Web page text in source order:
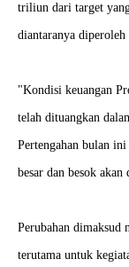
triliun dari target
diantaranya
"Kondisi keuangan
telah dituangkan
Pertengahan bulan
besar dan besok akan
Perubahan dimaksud
terutama untuk